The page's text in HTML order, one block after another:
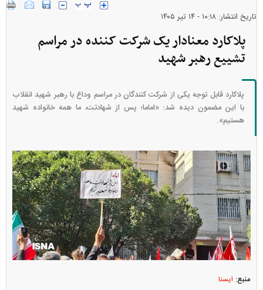
تاریخ انتشار: ۱۰:۱۸ - ۱۴ تير ۱۴۰۵
پلاکارد معنادار یک شرکت کننده در مراسم
تشییع رهبر شهید
پلاکارد قابل توجه یکی از شرکت کنندگان در مراسم وداع با رهبر شهید انقلاب
با این مضمون دیده شد: «اماما؛ پس از شهادتت، ما همه خانواده شهید
هستیم».
منبع: ایسنا